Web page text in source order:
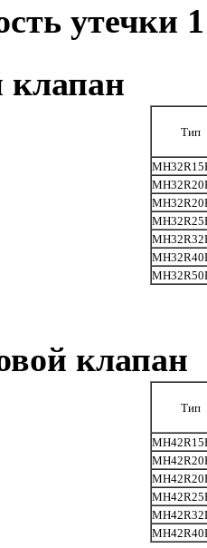
утечки
клапан
Тип
клапан
Тип